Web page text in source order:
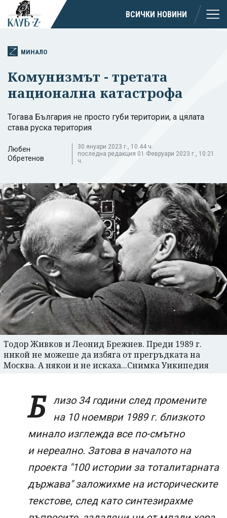
ВСИЧКИ НОВИНИ
МИНАЛО
Комунизмът - третата
национална катастрофа
Тогава България не просто губи територии, а цялата
става руска територия
Любен
Обретенов
30 януари 2023 г., 10:44 ч.
последна редакция 01 Февруари 2023 г., 10:21
ч.
Тодор Живков и Леонид Брежнев. Преди 1989 г.
никой не можеше да избяга от прегръдката на
Москва. А някои и не искаха...Снимка Уикипедия
Б
лизо 34 години след промените
на 10 ноември 1989 г. близкото
минало изглежда все по-смътно
и нереално. Затова в началото на
проекта "100 истории за тоталитарната
държава" заложихме на историческите
текстове, след като синтезирахме